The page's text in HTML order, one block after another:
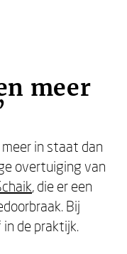
meer
in staat dan
overtuiging van
, die er een
Bij
de praktijk.